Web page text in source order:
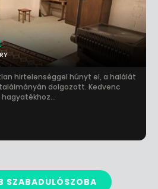
hirtelenséggel húnyt el, a halálát
dolgozott. Kedvenc
SZABADULÓSZOBA